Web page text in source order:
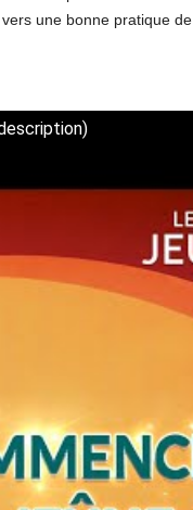
une bonne pratique